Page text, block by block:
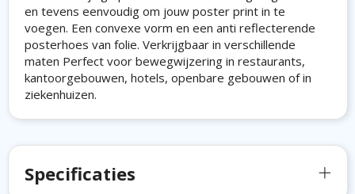
en tevens eenvoudig om jouw poster print in te
voegen. Een convexe vorm en een anti reflecterende
posterhoes van folie. Verkrijgbaar in verschillende
maten Perfect voor bewegwijzering in restaurants,
kantoorgebouwen, hotels, openbare gebouwen of in
ziekenhuizen.
Specificaties